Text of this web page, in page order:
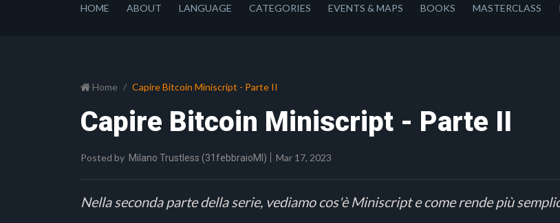
HOME ABOUT LANGUAGE CATEGORIES EVENTS & MAPS BOOKS MASTERCLASS
Home Capire Bitcoin Miniscript - Parte II
Capire Bitcoin Miniscript - Parte II
Posted by Milano Trustless (31febbraioMI) Mar 17, 2023
Nella seconda parte della serie, vediamo cos'è Miniscript e come rende più